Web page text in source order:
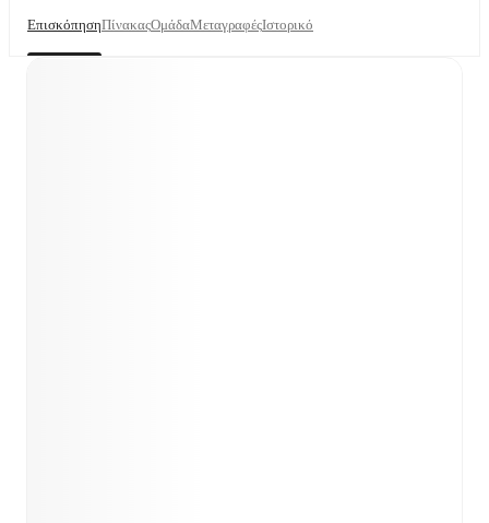
ΕπισκόπησηΠίνακαςΟμάδαΜεταγραφέςΙστορικό